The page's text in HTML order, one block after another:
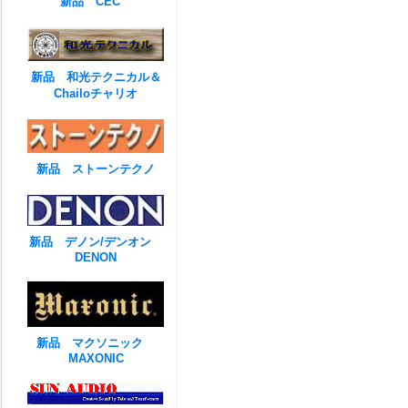
新品 和光テクニカル＆
Chailoチャリオ
新品 ストーンテクノ
新品 デノン/デンオン
DENON
新品 マクソニック
MAXONIC